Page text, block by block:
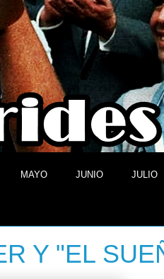
MAYO JUNIO JULIO
Y "EL